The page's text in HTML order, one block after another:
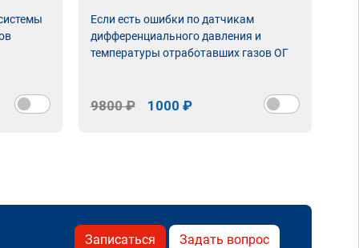
Если есть ошибки по датчикам
дифференциального давления и
температуры отработавших газов ОГ
9800 ₽ 1000 ₽
Записаться Задать вопрос